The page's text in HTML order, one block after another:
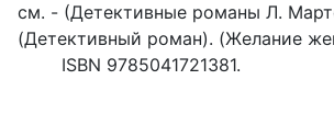
см. - (Детективные романы Л.
(Детективный роман). (Желание
ISBN 9785041721381.